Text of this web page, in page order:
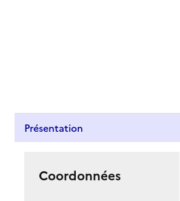
Présentation
Coordonnées